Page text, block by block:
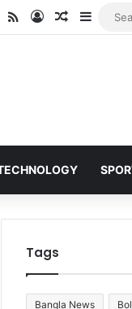
Instagram
RSS Log InRandom
Tags
Bangla News